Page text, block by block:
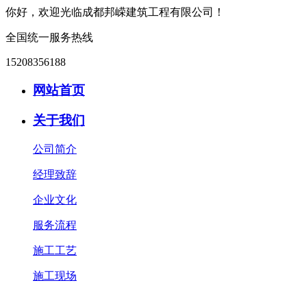
你好，欢迎光临成都邦嵘建筑工程有限公司！
全国统一服务热线
15208356188
网站首页
关于我们
公司简介
经理致辞
企业文化
服务流程
施工工艺
施工现场